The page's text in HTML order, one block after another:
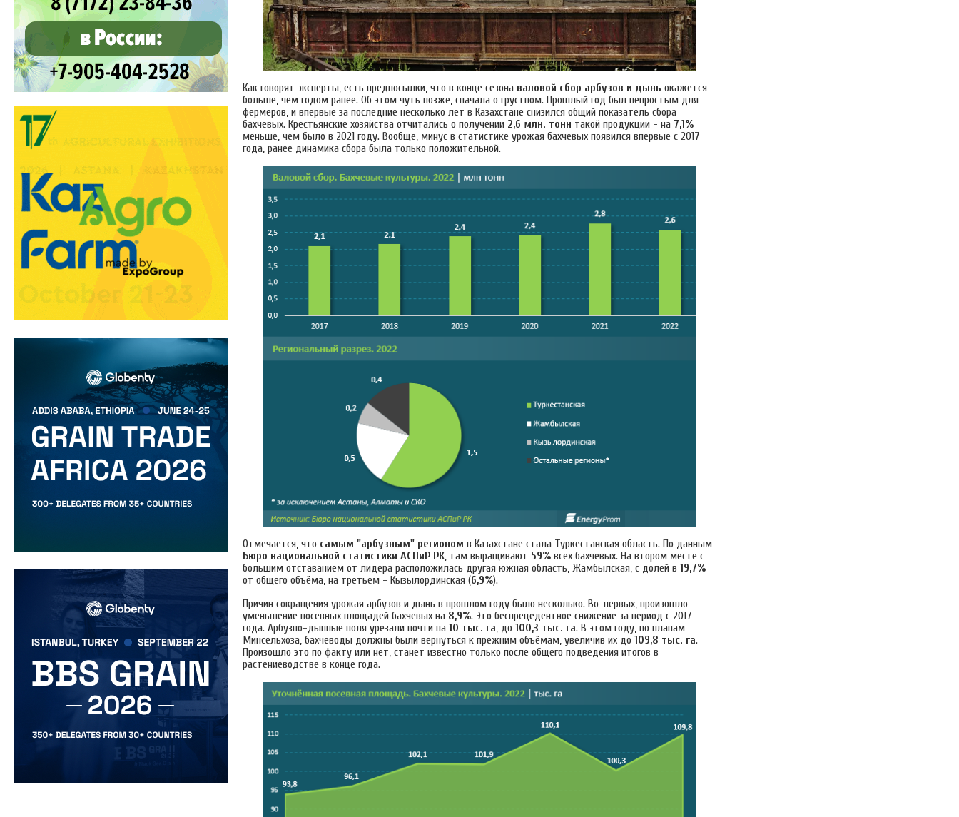
Как говорят эксперты, есть предпосылки, что в конце сезона валовой сбор арбузов и дынь окажется
больше, чем годом ранее. Об этом чуть позже, сначала о грустном. Прошлый год был непростым для
фермеров, и впервые за последние несколько лет в Казахстане снизился общий показатель сбора
бахчевых. Крестьянские хозяйства отчитались о получении 2,6 млн. тонн такой продукции - на 7,1%
меньше, чем было в 2021 году. Вообще, минус в статистике урожая бахчевых появился впервые с 2017
года, ранее динамика сбора была только положительной.
Отмечается, что самым "арбузным" регионом в Казахстане стала Туркестанская область. По данным
Бюро национальной статистики АСПиР РК, там выращивают 59% всех бахчевых. На втором месте с
большим отставанием от лидера расположилась другая южная область, Жамбылская, с долей в 19,7%
от общего объёма, на третьем - Кызылординская (6,9%).
Причин сокращения урожая арбузов и дынь в прошлом году было несколько. Во-первых, произошло
уменьшение посевных площадей бахчевых на 8,9%. Это беспрецедентное снижение за период с 2017
года. Арбузно-дынные поля урезали почти на 10 тыс. га, до 100,3 тыс. га. В этом году, по планам
Минсельхоза, бахчеводы должны были вернуться к прежним объёмам, увеличив их до 109,8 тыс. га.
Произошло это по факту или нет, станет известно только после общего подведения итогов в
растениеводстве в конце года.